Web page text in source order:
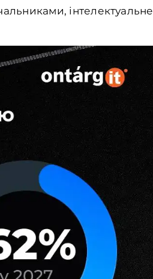
інтелектуальне